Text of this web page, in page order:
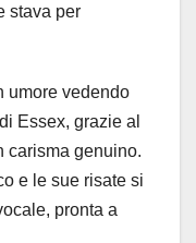
stava per
umore vedendo
Essex, grazie al
carisma genuino.
e le sue risate si
pronta a